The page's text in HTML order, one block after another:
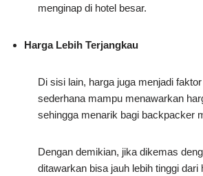
menginap di hotel besar.
Harga Lebih Terjangkau
Di sisi lain, harga juga menjadi
sederhana mampu menawarkan
sehingga menarik bagi backpacker
Dengan demikian, jika dikemas
ditawarkan bisa jauh lebih tinggi dari